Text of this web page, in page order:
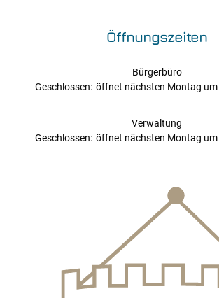
Öffnungszeiten
Bürgerbüro
Klicken, um weitere Öffnungs- oder
Geschlossen: öffnet nächsten Montag um
Verwaltung
Klicken, um weitere Öffnungs- oder
Geschlossen: öffnet nächsten Montag um